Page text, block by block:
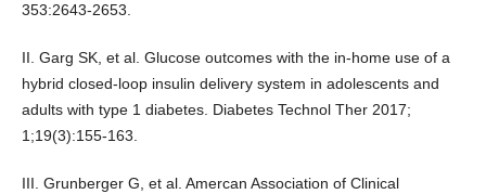
353:2643-2653.
II. Garg SK, et al. Glucose outcomes with the in-home use of a
hybrid closed-loop insulin delivery system in adolescents and
adults with type 1 diabetes. Diabetes Technol Ther 2017;
1;19(3):155-163.
III. Grunberger G, et al. Amercan Association of Clinical